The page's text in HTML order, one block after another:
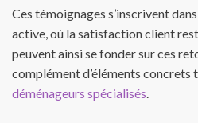
Ces témoignages s’inscrivent
active, où la satisfaction client
peuvent ainsi se fonder sur ces
complément d’éléments concrets
déménageurs spécialisés.